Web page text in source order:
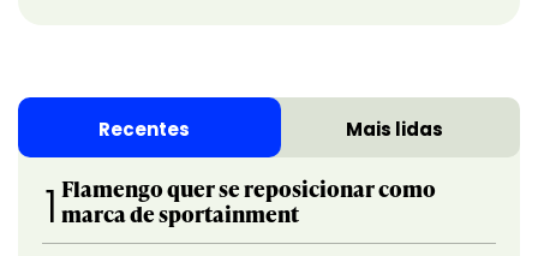
Recentes Mais lidas
1 Flamengo quer se reposicionar como
marca de sportainment